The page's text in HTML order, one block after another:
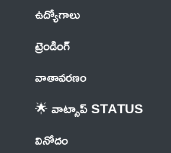
ఉద్యోగాలు
ట్రెండింగ్
వాతావరణం
🌟 వాట్సాప్ STATUS
వినోదం